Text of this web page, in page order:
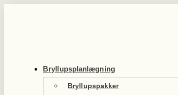
Bryllupsplanlægning
Bryllupspakker